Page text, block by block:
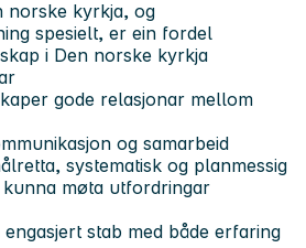
norske kyrkja, og
spesielt, er ein fordel
i Den norske kyrkja
gode relasjonar mellom
og samarbeid
systematisk og planmessig
møta utfordringar
stab med både erfaring